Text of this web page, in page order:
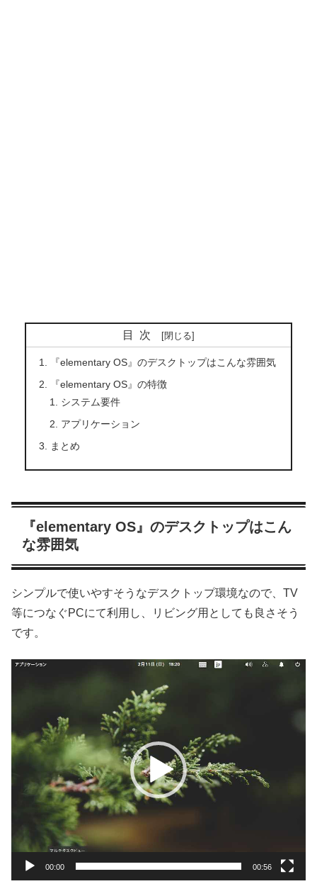
目次
『elementary OS』のデスクトップはこんな雰囲気
『elementary OS』の特徴
システム要件
アプリケーション
まとめ
『elementary OS』のデスクトップはこん
な雰囲気
シンプルで使いやすそうなデスクトップ環境なので、TV
等につなぐPCにて利用し、リビング用としても良さそう
です。
動
ー
ー
00:00 00:56